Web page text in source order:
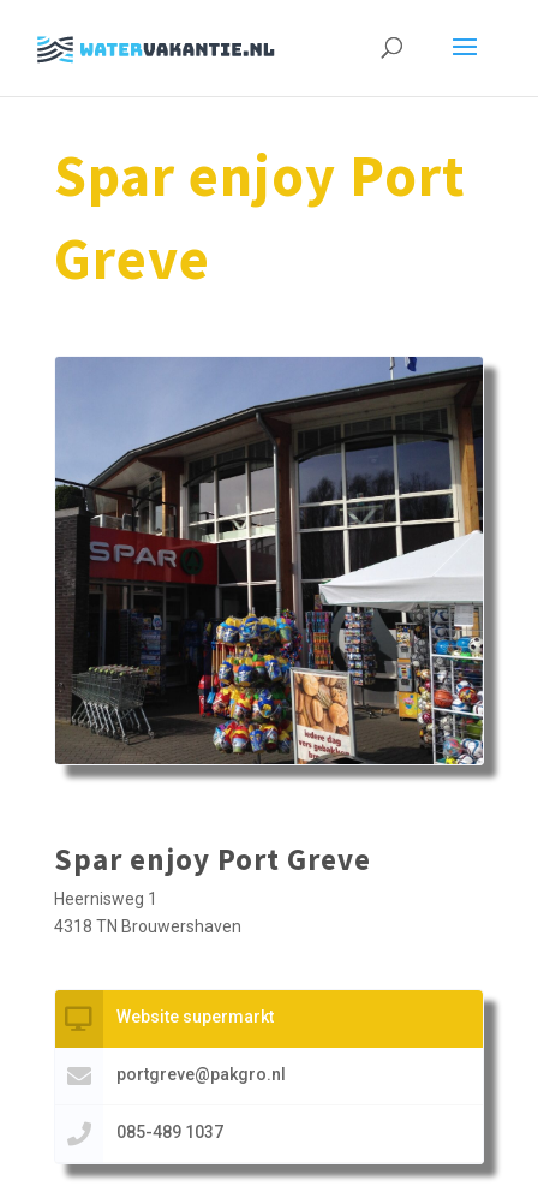
Zoeken
Spar enjoy Port
Greve
Spar enjoy Port Greve
Heernisweg 1
4318 TN Brouwershaven
Website supermarkt
portgreve@pakgro.nl
085-489 1037